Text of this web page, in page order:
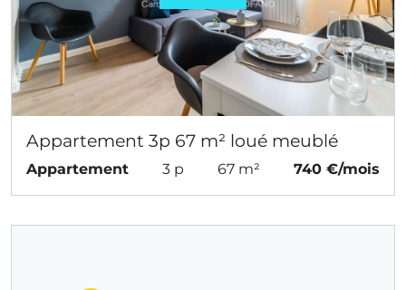
Appartement 3p 67 m² loué meublé
Appartement 3 p 67 m² 740 €/mois